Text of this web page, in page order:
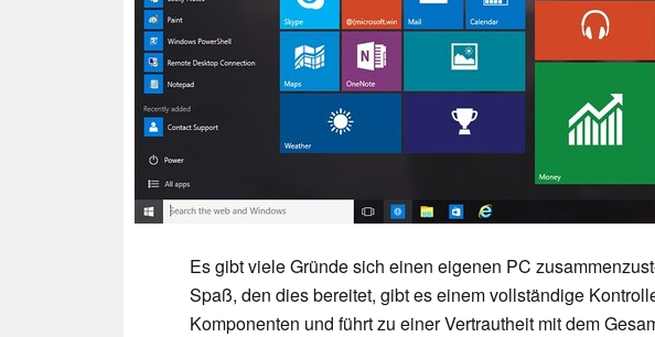
Es gibt viele Gründe sich einen eigenen PC
Spaß, den dies bereitet, gibt es einem vollständige
Komponenten und führt zu einer Vertrautheit mit dem